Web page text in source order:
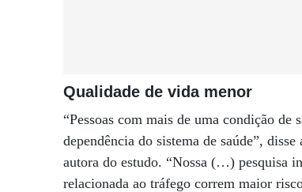
Qualidade de vida menor
“Pessoas com mais de uma condição
dependência do sistema de saúde”,
autora do estudo. “Nossa (…) pesquisa
relacionada ao tráfego correm maior